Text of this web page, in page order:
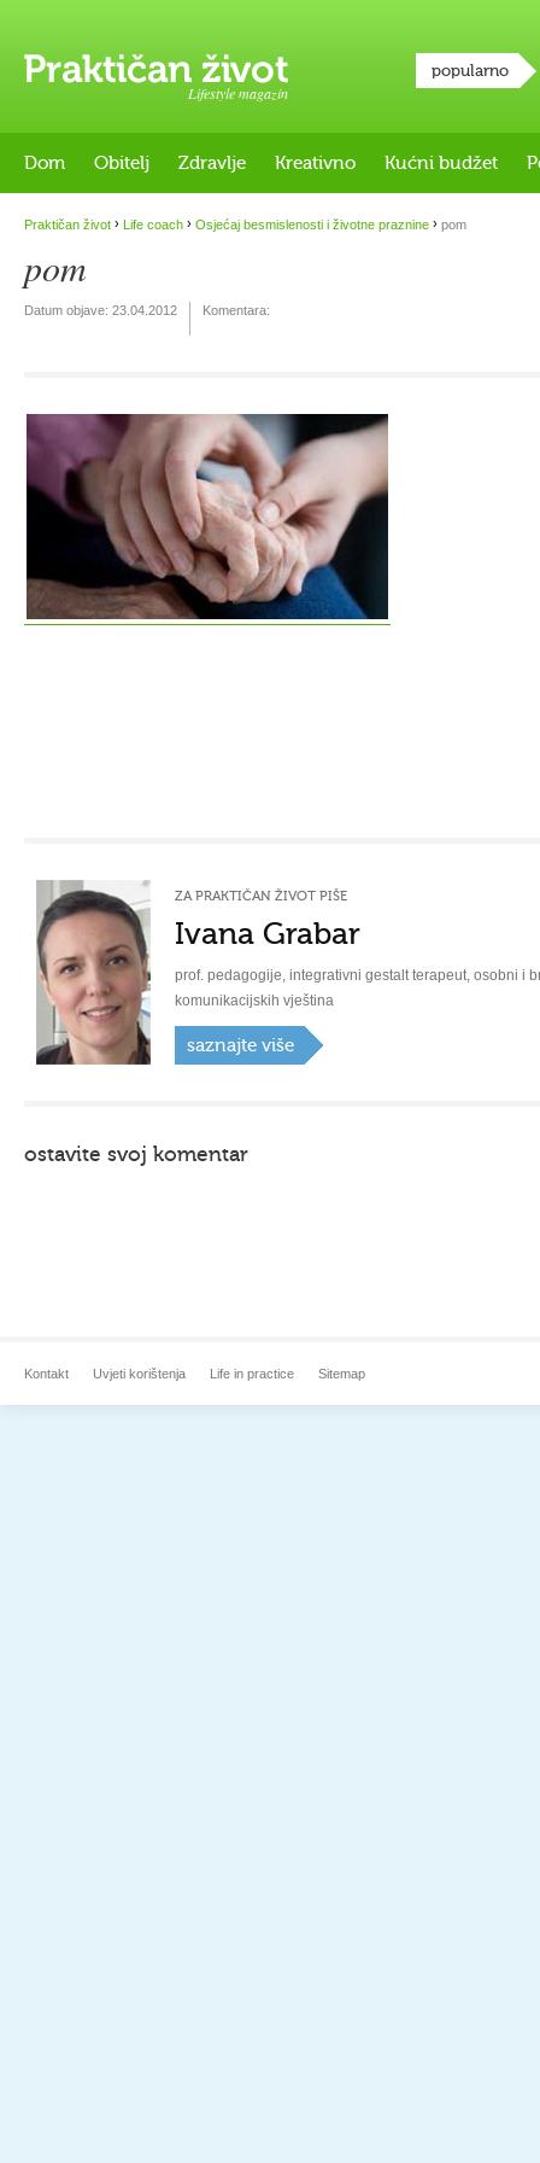
Lifestyle magazin
popularno
Dom Obitelj Zdravlje Kreativno Kućni budžet
Praktičan život › Life coach › Osjećaj besmislenosti i životne praznine › pom
pom
Datum objave: 23.04.2012 Komentara:
ZA PRAKTIČAN ŽIVOT PIŠE
Ivana Grabar
prof. pedagogije, integrativni gestalt terapeut, osobni i
komunikacijskih vještina
saznajte više
ostavite svoj komentar
Kontakt Uvjeti korištenja Life in practice Sitemap